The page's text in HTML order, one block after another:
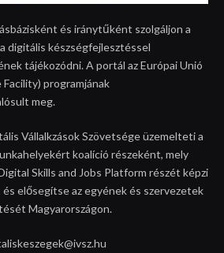
és iránytűként szolgáljon a
digitális készségfejlesztéssel
tájékozódni. A portál az Európai Unió
programjának
meg.
Vállalkzások Szövetsége üzemelteti a
koalíció részeként, mely
Skills and Jobs Platform részét képzi
és elősegítse az egyének és szervezetek
Magyarországon.